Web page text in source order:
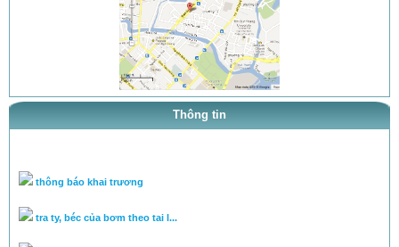
Thông tin